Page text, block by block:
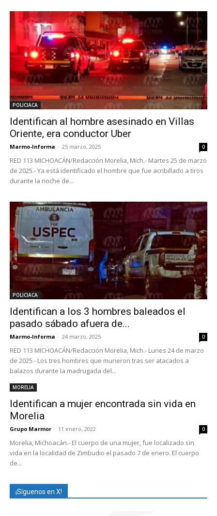
POLICIACA
Identifican al hombre asesinado en Villas
Oriente, era conductor Uber
Marmo-Informa - 25 marzo, 2025 0
RED 113 MICHOACÁN/Redacción Morelia, Mich.- Martes 25 de marzo
de 2025.- Ya está identificado el hombre que fue acribillado a tiros
durante la noche de...
POLICIACA
Identifican a los 3 hombres baleados el
pasado sábado afuera de...
Marmo-Informa - 24 marzo, 2025 0
RED 113 MICHOACÁN/Redacción Morelia, Mich.- Lunes 24 de marzo
de 2025.- Los tres hombres que murieron tras ser atacados a
balazos durante la madrugada del...
MORELIA
Identifican a mujer encontrada sin vida en
Morelia
Grupo Marmor - 11 enero, 2022 0
Morelia, Michoacán.- El cuerpo de una mujer, fue localizado sin
vida en la localidad de Zimbudio el pasado 7 de enero. El cuerpo
de...
¡Síguenos en X!